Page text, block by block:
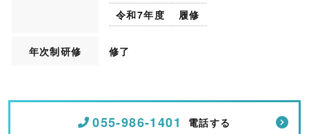
令和7年度
履修
年次制研修 修了
055-986-1401 電話する